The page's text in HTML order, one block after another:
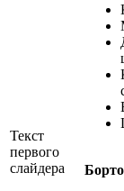
Текст
первого
слайдера